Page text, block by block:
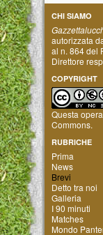
CHI SIAMO
autorizzata
al n. 864 del
Direttore
COPYRIGHT
Questa
Commons.
RUBRICHE
Prima
News
Brevi
Detto tra noi
Galleria
I 90 minuti
Matches
Mondo